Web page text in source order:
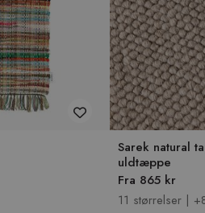
Sarek natural
uldtæppe
Fra 865 kr
11 størrelser |